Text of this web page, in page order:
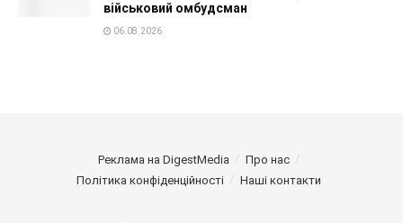
військовий омбудсман
06.08.2026
Реклама на DigestMedia
Про нас
Політика конфіденційності
Наші контакти